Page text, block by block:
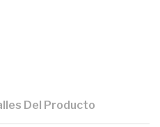
Del Producto